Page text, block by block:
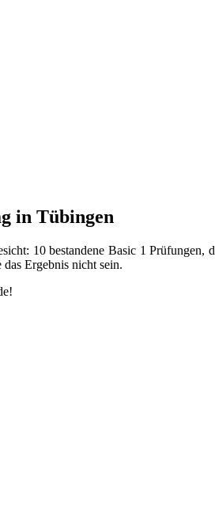
in Tübingen
10 bestandene Basic 1
Ergebnis nicht sein.